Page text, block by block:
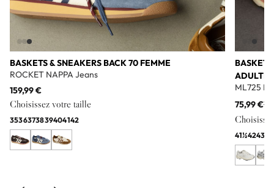
BASKETS & SNEAKERS BACK 70 FEMME
ROCKET NAPPA Jeans
159,99 €
Choisissez votre taille
3536373839404142
ADULTE
ML725
75,99 €
41½4243